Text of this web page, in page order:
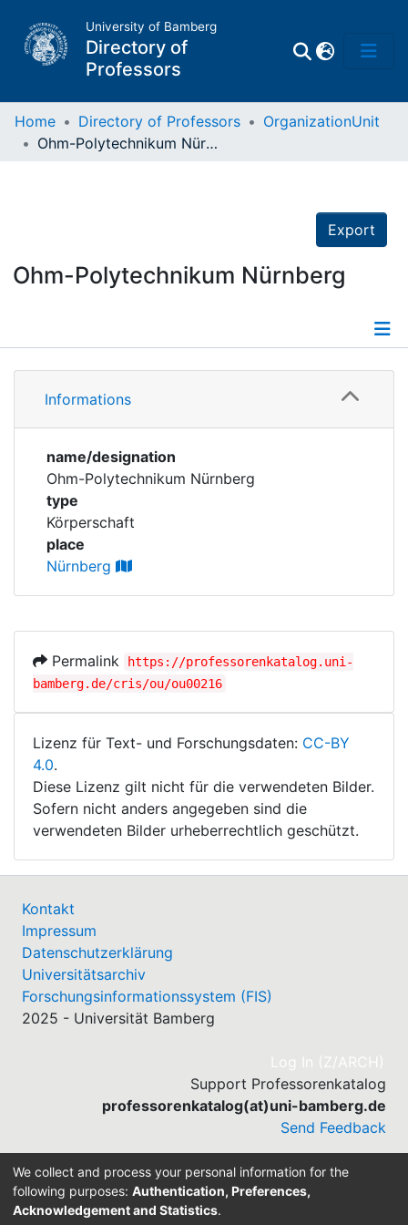
University of Bamberg
Directory of
Professors
Corporations
Historic matricle
registry
Home Directory of Professors
OrganizationUnit
Ohm-Polytechnikum Nürnberg
Export
Ohm-Polytechnikum Nürnberg
Details
Informations
name/designation
Ohm-Polytechnikum Nürnberg
type
Körperschaft
place
Nürnberg
Permalink
https://professorenkatalog.uni-
bamberg.de/cris/ou/ou00216
Lizenz für Text- und Forschungsdaten: CC-BY
4.0.
Diese Lizenz gilt nicht für die verwendeten Bilder.
Sofern nicht anders angegeben sind die
verwendeten Bilder urheberrechtlich geschützt.
Kontakt
Impressum
Datenschutzerklärung
Universitätsarchiv
Forschungsinformationssystem (FIS)
2025 - Universität Bamberg
Log In (Z/ARCH)
Support Professorenkatalog
professorenkatalog(at)uni-bamberg.de
Send Feedback
Built withDSpace-CRIS software
We collect and process your personal information for the
following purposes: Authentication, Preferences,
Acknowledgement and Statistics.